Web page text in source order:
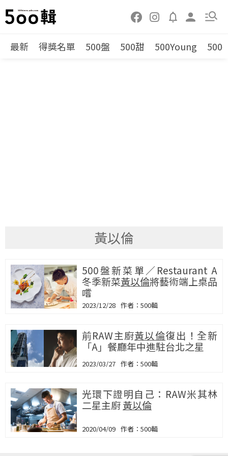
最新 得獎名單 500盤 500甜 500Young 500
黃以倫
500盤新菜單／Restaurant A
冬季新菜黃以倫將藝術端上桌品
嚐
2023/12/28 500輯
前RAW主廚黃以倫復出！全新
「A」餐廳年中進駐台北之星
2023/03/27 500輯
光環下證明自己：RAW米其林
二星主廚黃以倫
2020/04/09 500輯